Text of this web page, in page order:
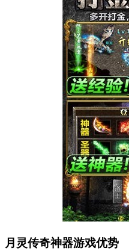
月灵传奇神器游戏优势